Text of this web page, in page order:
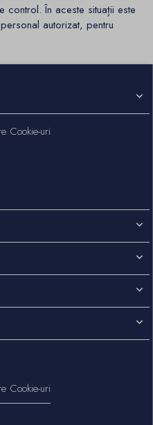
control. În aceste situații este
autorizat, pentru
Cookie-uri
Cookie-uri